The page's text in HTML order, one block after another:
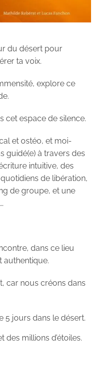
du désert pour
ta voix.
explore ce
cet espace de silence.
et ostéo, et moi-
guidé(e) à travers des
intuitive, des
de libération,
de groupe, et une
dans ce lieu
authentique.
car nous créons dans
5 jours dans le désert.
millions d’étoiles.